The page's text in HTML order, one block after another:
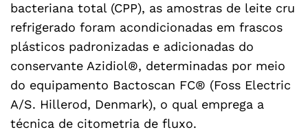
bacteriana total (CPP), as amostras de leite cru
refrigerado foram acondicionadas em frascos
plásticos padronizadas e adicionadas do
conservante Azidiol®, determinadas por meio
do equipamento Bactoscan FC® (Foss Electric
A/S. Hillerod, Denmark), o qual emprega a
técnica de citometria de fluxo.